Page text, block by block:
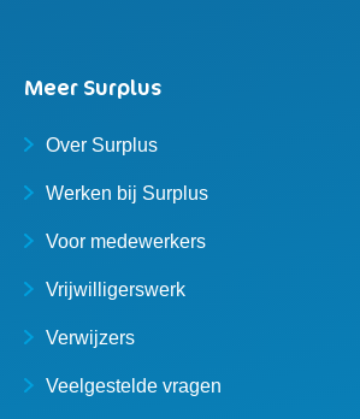
Meer Surplus
Over Surplus
Werken bij Surplus
Voor medewerkers
Vrijwilligerswerk
Verwijzers
Veelgestelde vragen